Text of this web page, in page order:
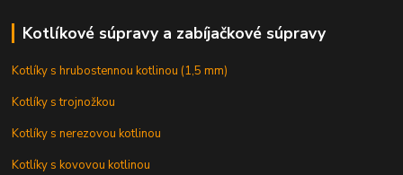
Kotlíkové súpravy a zabíjačkové súpravy
Kotlíky s hrubostennou kotlinou (1,5 mm)
Kotlíky s trojnožkou
Kotlíky s nerezovou kotlinou
Kotlíky s kovovou kotlinou